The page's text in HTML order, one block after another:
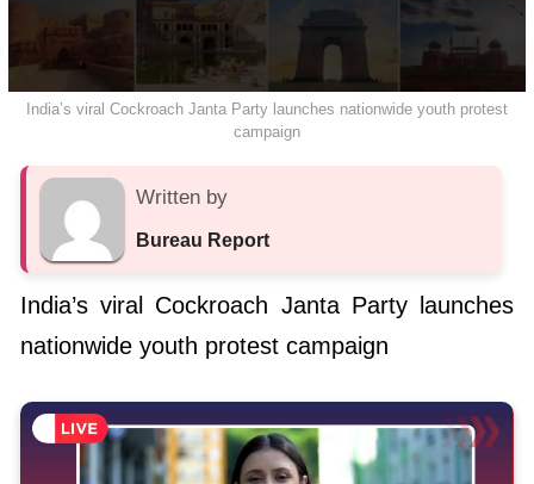
India’s viral Cockroach Janta Party launches nationwide youth protest
campaign
Written by
Bureau Report
India’s viral Cockroach Janta Party launches
nationwide youth protest campaign